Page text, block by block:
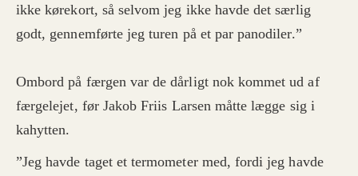
ikke kørekort, så selvom jeg ikke havde det særlig
godt, gennemførte jeg turen på et par panodiler.”
Ombord på færgen var de dårligt nok kommet ud af
færgelejet, før Jakob Friis Larsen måtte lægge sig i
kahytten.
”Jeg havde taget et termometer med, fordi jeg havde